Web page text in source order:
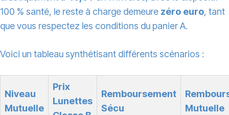
100 % santé, le reste à charge demeure zéro euro, tant
que vous respectez les conditions du panier A.
Voici un tableau synthétisant différents scénarios :
Niveau
Mutuelle
Prix
Lunettes
Remboursement
Sécu
Mutuelle